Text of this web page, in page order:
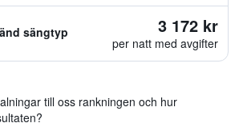
sängtyp 3 172 kr
per natt med avgifter
till oss rankningen och hur